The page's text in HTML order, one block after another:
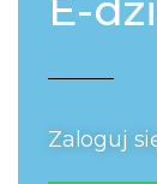
Zaloguj